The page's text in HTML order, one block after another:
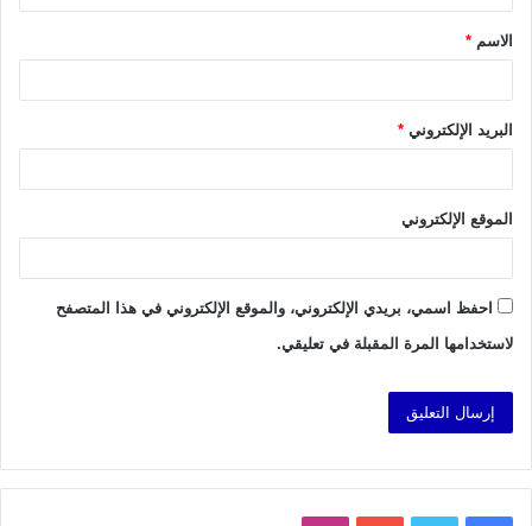
ق
*الاسم *
البريد الإلكتروني *
الموقع الإلكتروني
احفظ اسمي، بريدي الإلكتروني، والموقع الإلكتروني في هذا المتصفح
لاستخدامها المرة المقبلة في تعليقي.